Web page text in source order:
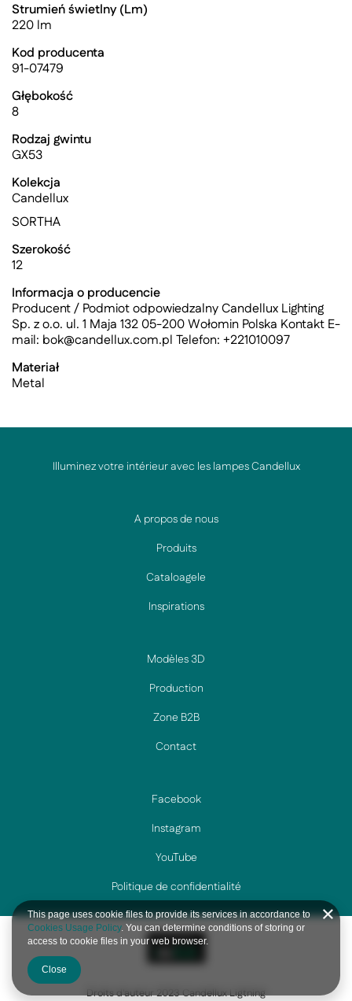
Strumień świetlny (Lm)
220 lm
Kod producenta
91-07479
Głębokość
8
Rodzaj gwintu
GX53
Kolekcja
Candellux
SORTHA
Szerokość
12
Informacja o producencie
Producent / Podmiot odpowiedzalny Candellux Lighting
Sp. z o.o. ul. 1 Maja 132 05-200 Wołomin Polska Kontakt E-
mail: bok@candellux.com.pl Telefon: +221010097
Materiał
Metal
Illuminez votre intérieur avec les lampes Candellux
A propos de nous
Produits
Cataloagele
Inspirations
Modèles 3D
Production
Zone B2B
Contact
Facebook
Instagram
YouTube
Politique de confidentialité
Droits d'auteur 2023 Candellux Ligtning
This page uses cookie files to provide its services in accordance to
Cookies Usage Policy. You can determine conditions of storing or
access to cookie files in your web browser.
Close